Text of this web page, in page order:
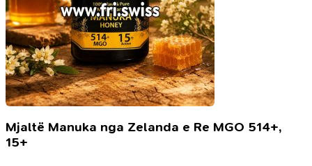
Mjaltë Manuka nga Zelanda e Re MGO 514+,
15+